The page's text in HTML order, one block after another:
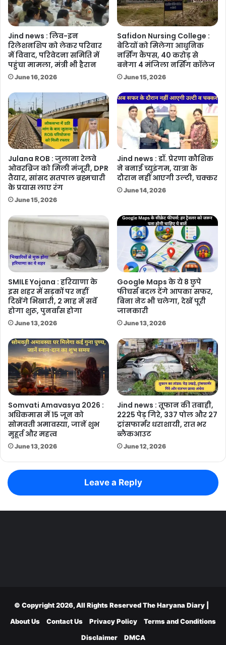
Jind news : लिव-इन
रिलेशनशिप को लेकर परिवार
में विवाद, परिवेदना समिति में
पहुंचा मामला, मंत्री भी हैरान
June 16, 2026
Safidon Nursing College :
बेटियों को मिलेगा आधुनिक
नर्सिंग कैंपस, 40 करोड़ से
बनेगा 4 मंजिला नर्सिंग कॉलेज
June 15, 2026
Julana ROB : जुलाना रेलवे
ओवरब्रिज को मिली मंजूरी, DPR
तैयार, सांसद सतपाल ब्रह्मचारी
के प्रयास लाए रंग
June 15, 2026
Jind news : डॉ. प्रेरणा कौशिक
ने बनाई च्युइंगम, यात्रा के
दौरान नहीं आएगी उल्टी, चक्कर
June 14, 2026
SMILE Yojana : हरियाणा के
इस शहर में सड़कों पर नहीं
दिखेंगे भिखारी, 2 माह में सर्वे
होगा शुरू, पुनर्वास होगा
June 13, 2026
Google Maps के ये 8 छुपे
फीचर्स बदल देंगे आपका सफर,
बिना नेट भी चलेगा, देखें पूरी
जानकारी
June 13, 2026
Somvati Amavasya 2026 :
अधिकमास में 15 जून को
सोमवती अमावस्या, जानें शुभ
मुहूर्त और महत्व
June 13, 2026
Jind news : तूफान की तबाही,
2225 पेड़ गिरे, 337 पोल और 27
ट्रांसफार्मर धराशायी, रात भर
ब्लैकआउट
June 12, 2026
Leave a Reply
© Copyright 2026, All Rights ReservedThe Haryana Diary
About Us
Contact Us Privacy Policy
Terms and Conditions
Disclaimer
DMCA